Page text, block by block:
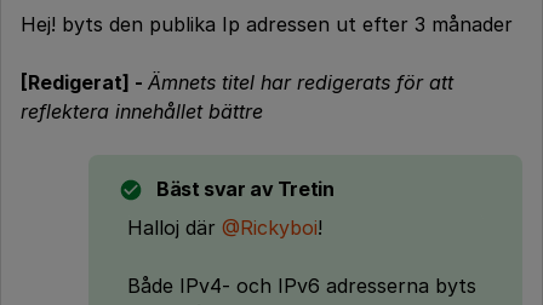
Hej! byts den publika Ip adressen ut efter 3 månader
[Redigerat] - Ämnets titel har redigerats för att
reflektera innehållet bättre
Bäst svar av Tretin
Halloj där @Rickyboi!
Både IPv4- och IPv6 adresserna byts